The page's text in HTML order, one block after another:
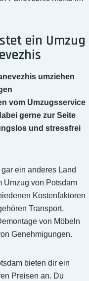
ein Umzug
umziehen
vom Umzugsservice
gerne zur Seite
und stressfrei
ein anderes Land
Umzug von Potsdam
Kostenfaktoren
Transport,
von Möbeln
Genehmigungen.
bieten dir ein
Preisen an. Du